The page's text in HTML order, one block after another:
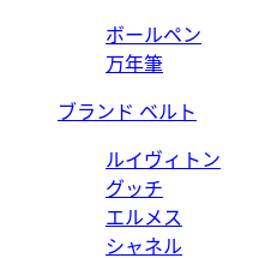
ボールペン
万年筆
ブランド ベルト
ルイヴィトン
グッチ
エルメス
シャネル